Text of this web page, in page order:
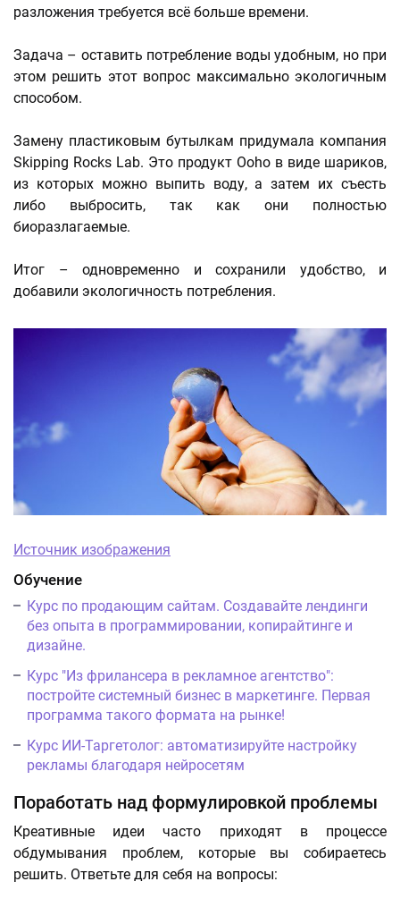
разложения требуется всё больше времени.
Задача – оставить потребление воды удобным, но при
этом решить этот вопрос максимально экологичным
способом.
Замену пластиковым бутылкам придумала компания
Skipping Rocks Lab. Это продукт Ooho в виде шариков,
из которых можно выпить воду, а затем их съесть
либо выбросить, так как они полностью
биоразлагаемые.
Итог – одновременно и сохранили удобство, и
добавили экологичность потребления.
Источник изображения
Обучение
Курс по продающим сайтам. Создавайте лендинги
без опыта в программировании, копирайтинге и
дизайне.
Курс "Из фрилансера в рекламное агентство":
постройте системный бизнес в маркетинге. Первая
программа такого формата на рынке!
Курс ИИ-Таргетолог: автоматизируйте настройку
рекламы благодаря нейросетям
Поработать над формулировкой проблемы
Креативные идеи часто приходят в процессе
обдумывания проблем, которые вы собираетесь
решить. Ответьте для себя на вопросы: